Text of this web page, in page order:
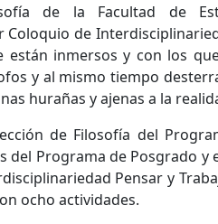
de la Facultad de
Coloquio de
están inmersos y con los
y al mismo tiempo
hurañas y ajenas a la
de Filosofía del
del Programa de Posgrado y
Pensar y
ocho actividades.